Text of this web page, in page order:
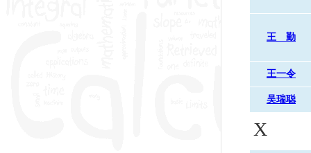
王 勤
王一令
吴瑞聪
X